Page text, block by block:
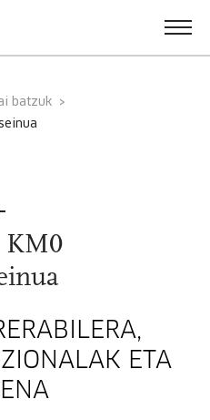
batzuk
KM0
ETA